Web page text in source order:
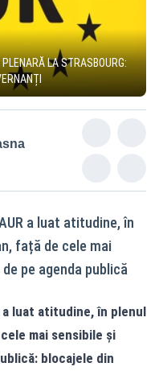
LA STRASBOURG:
a luat atitudine, în
față de cele mai
pe agenda publică
a luat atitudine, în plenul
mai sensibile și
blocajele din